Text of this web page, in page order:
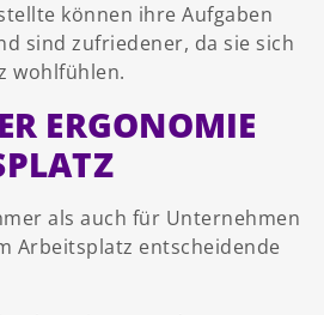
können ihre Aufgaben
sind zufriedener, da sie sich
wohlfühlen.
ERGONOMIE
als auch für Unternehmen
Arbeitsplatz entscheidende